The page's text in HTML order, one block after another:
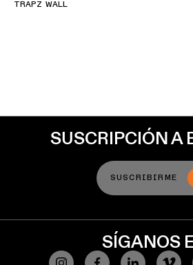
TRAPZ WALL
SUSCRIPCIÓN A
SUSCRIBIRME
SÍGANOS